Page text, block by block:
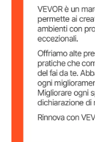
Intervallo di
velocità
Rumore
Dimensioni della
ruota preinstallata